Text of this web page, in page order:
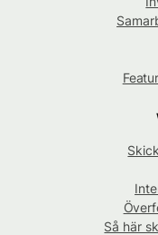
Så här